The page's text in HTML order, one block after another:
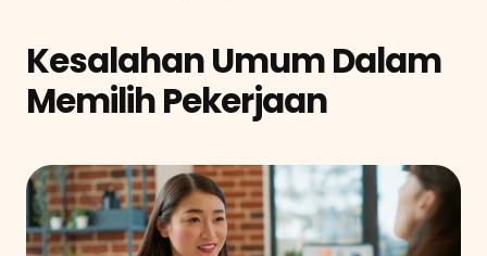
Kesalahan Umum Dalam
Memilih Pekerjaan